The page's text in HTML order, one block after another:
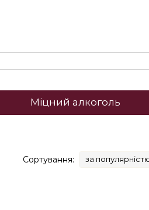
Міцний алкоголь
Сортування: за